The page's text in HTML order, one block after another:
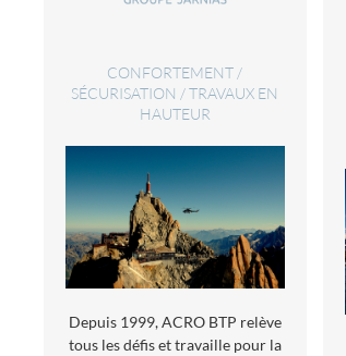
CONFORTEMENT /
SÉCURISATION / TRAVAUX EN
HAUTEUR
Depuis 1999, ACRO BTP relève
tous les défis et travaille pour la